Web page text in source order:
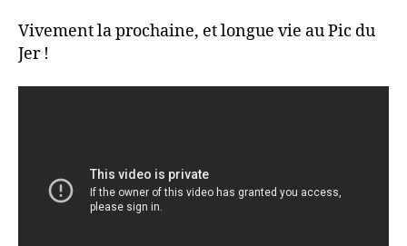
Vivement la prochaine, et longue vie au Pic du
Jer !